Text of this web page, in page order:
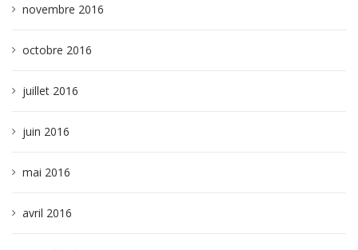
novembre 2016
octobre 2016
juillet 2016
juin 2016
mai 2016
avril 2016